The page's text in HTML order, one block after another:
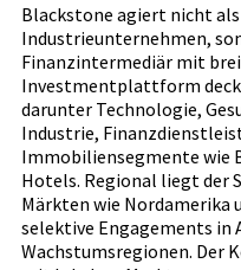
Blackstone agiert nicht als
Industrieunternehmen,
Finanzintermediär mit
Investmentplattform
darunter Technologie,
Industrie,
Immobiliensegmente wie
Hotels. Regional liegt der
Märkten wie Nordamerika
selektive Engagements in
Wachstumsregionen. Der